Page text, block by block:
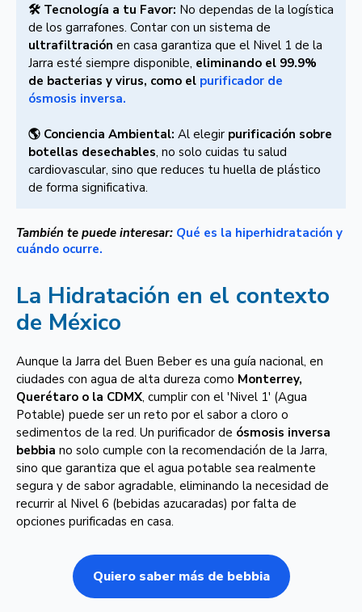
🛠️ Tecnología a tu Favor: No dependas de la logística
de los garrafones. Contar con un sistema de
ultrafiltración en casa garantiza que el Nivel 1 de la
Jarra esté siempre disponible, eliminando el 99.9%
de bacterias y virus, como el purificador de
ósmosis inversa.
🌎 Conciencia Ambiental: Al elegir purificación sobre
botellas desechables, no solo cuidas tu salud
cardiovascular, sino que reduces tu huella de plástico
de forma significativa.
También te puede interesar: Qué es la hiperhidratación y
cuándo ocurre.
La Hidratación en el contexto
de México
Aunque la Jarra del Buen Beber es una guía nacional, en
ciudades con agua de alta dureza como Monterrey,
Querétaro o la CDMX, cumplir con el 'Nivel 1' (Agua
Potable) puede ser un reto por el sabor a cloro o
sedimentos de la red. Un purificador de ósmosis inversa
bebbia no solo cumple con la recomendación de la Jarra,
sino que garantiza que el agua potable sea realmente
segura y de sabor agradable, eliminando la necesidad de
recurrir al Nivel 6 (bebidas azucaradas) por falta de
opciones purificadas en casa.
Quiero saber más de bebbia